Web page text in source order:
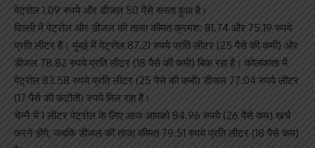
पेट्रोल 1.09 रुपये और डीजल 50 पैसे सस्ता हुआ है।
दिल्ली में पेट्रोल और डीजल की ताजा कीमत क्रमश: 81.74 और 75.19 रुपये
प्रति लीटर है। मुंबई में पेट्रोल 87.21 रुपये प्रति लीटर (25 पैसे की कमी) और
डीजल 78.82 रुपये प्रति लीटर (18 पैसे की कमी) बिक रहा है। कोलकाता में
पेट्रोल 83.58 रुपये प्रति लीटर (25 पैसे की कमी) डीजल 77.04 रुपये लीटर
(17 पैसे की कटौती) रुपये मिल रहा है।
चेन्नै में 1 लीटर पेट्रोल के लिए आज आपको 84.96 रुपये (26 पैसे कम) खर्च
करने होंगे, जबकि डीजल की ताजा कीमत 79.51 रुपये प्रति लीटर (18 पैसे कम)